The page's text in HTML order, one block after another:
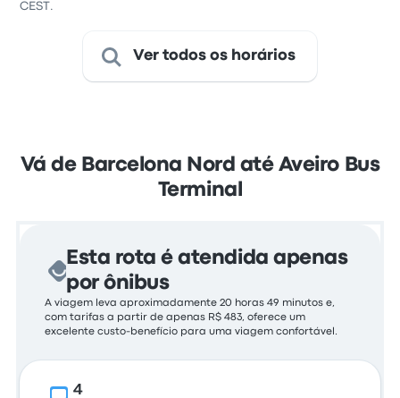
CEST.
Ver todos os horários
Vá de Barcelona Nord até Aveiro Bus
Terminal
Esta rota é atendida apenas
por ônibus
A viagem leva aproximadamente 20 horas 49 minutos e,
com tarifas a partir de apenas R$ 483, oferece um
excelente custo-benefício para uma viagem confortável.
4